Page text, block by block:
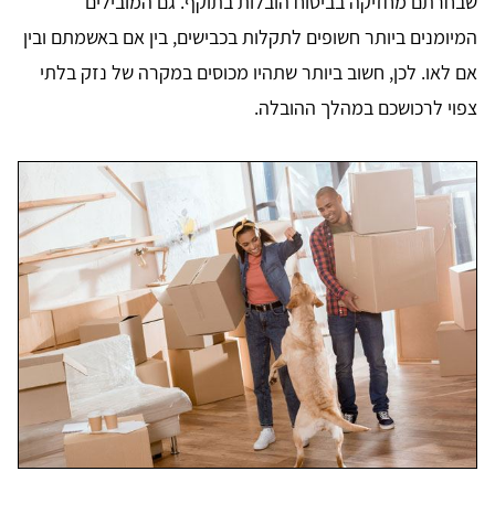
המיומנים ביותר חשופים לתקלות בכבישים, בין אם באשמתם ובין
אם לאו. לכן, חשוב ביותר שתהיו מכוסים במקרה של נזק בלתי
צפוי לרכושכם במהלך ההובלה.